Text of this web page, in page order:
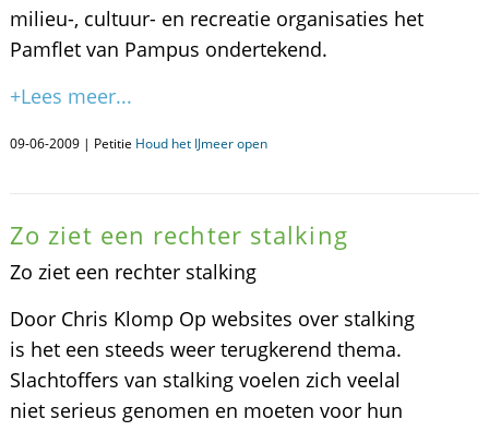
milieu-, cultuur- en recreatie organisaties het
Pamflet van Pampus ondertekend.
+Lees meer...
09-06-2009 | Petitie Houd het IJmeer open
Zo ziet een rechter stalking
Zo ziet een rechter stalking
Door Chris Klomp Op websites over stalking
is het een steeds weer terugkerend thema.
Slachtoffers van stalking voelen zich veelal
niet serieus genomen en moeten voor hun